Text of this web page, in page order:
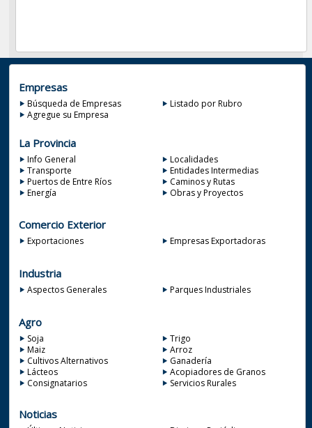
Empresas
Búsqueda de Empresas
Listado por Rubro
Agregue su Empresa
La Provincia
Info General
Localidades
Transporte
Entidades Intermedias
Puertos de Entre Ríos
Caminos y Rutas
Energía
Obras y Proyectos
Comercio Exterior
Exportaciones Empresas Exportadoras
Industria
Aspectos Generales Parques Industriales
Agro
Soja
Trigo
Maiz
Arroz
Cultivos Alternativos
Ganadería
Lácteos
Acopiadores de Granos
Consignatarios
Servicios Rurales
Noticias